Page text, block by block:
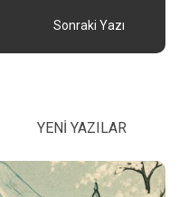
Sonraki Yazı
YENI YAZILAR